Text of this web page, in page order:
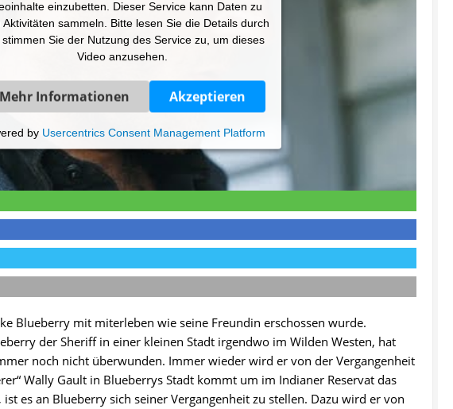
einzubetten. Dieser Service kann Daten zu
Aktivitäten sammeln. Bitte lesen Sie die Details durch
Sie der Nutzung des Service zu, um dieses
Video anzusehen.
Mehr Informationen Akzeptieren
by Usercentrics Consent Management Platform
Blueberry mit miterleben wie seine Freundin erschossen wurde.
der Sheriff in einer kleinen Stadt irgendwo im Wilden Westen, hat
noch nicht überwunden. Immer wieder wird er von der Vergangenheit
Wally Gault in Blueberrys Stadt kommt um im Indianer Reservat das
es an Blueberry sich seiner Vergangenheit zu stellen. Dazu wird er von